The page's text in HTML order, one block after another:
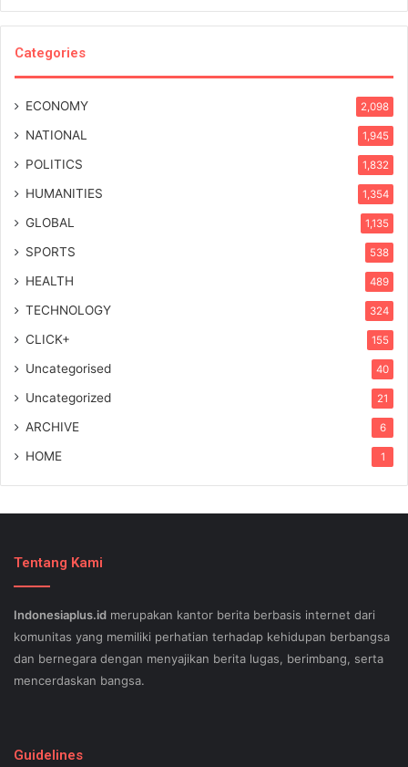
Categories
ECONOMY 2,098
NATIONAL 1,945
POLITICS 1,832
HUMANITIES 1,354
GLOBAL 1,135
SPORTS 538
HEALTH 489
TECHNOLOGY 324
CLICK+ 155
Uncategorised 40
Uncategorized 21
ARCHIVE 6
HOME 1
Tentang Kami
Indonesiaplus.id merupakan kantor berita berbasis internet dari
komunitas yang memiliki perhatian terhadap kehidupan berbangsa
dan bernegara dengan menyajikan berita lugas, berimbang, serta
mencerdaskan bangsa.
your small business stand out exam gst from the opposition and
Guidelines